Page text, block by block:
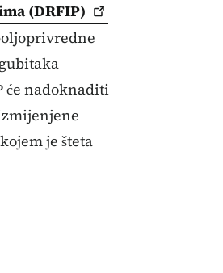
(DRFIP)
će nadoknaditi
je šteta